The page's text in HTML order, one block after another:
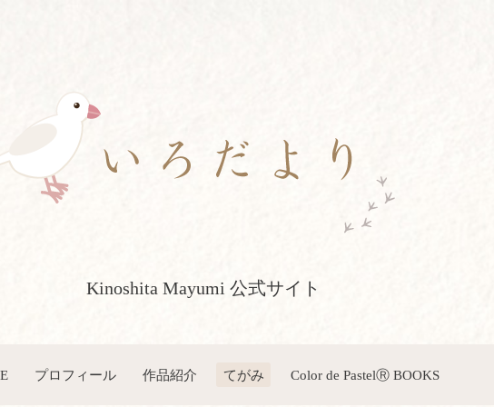
Kinoshita Mayumi 公式サイト
プロフィール 作品紹介 てがみ Color de PastelⓇ BOOKS